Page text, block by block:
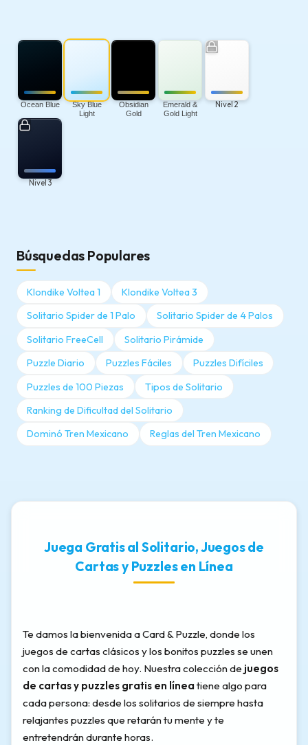
Ocean Blue
Sky Blue
Light
Obsidian
Gold
Emerald &
Gold Light
Nivel 2
Nivel 3
Búsquedas Populares
Klondike Voltea 1
Klondike Voltea 3
Solitario Spider de 1 Palo
Solitario Spider de 4 Palos
Solitario FreeCell
Solitario Pirámide
Puzzle Diario
Puzzles Fáciles
Puzzles Difíciles
Puzzles de 100 Piezas
Tipos de Solitario
Ranking de Dificultad del Solitario
Dominó Tren Mexicano
Reglas del Tren Mexicano
Juega Gratis al Solitario, Juegos de
Cartas y Puzzles en Línea
Te damos la bienvenida a Card & Puzzle, donde los
juegos de cartas clásicos y los bonitos puzzles se unen
con la comodidad de hoy. Nuestra colección de juegos
de cartas y puzzles gratis en línea tiene algo para
cada persona: desde los solitarios de siempre hasta
relajantes puzzles que retarán tu mente y te
entretendrán durante horas.